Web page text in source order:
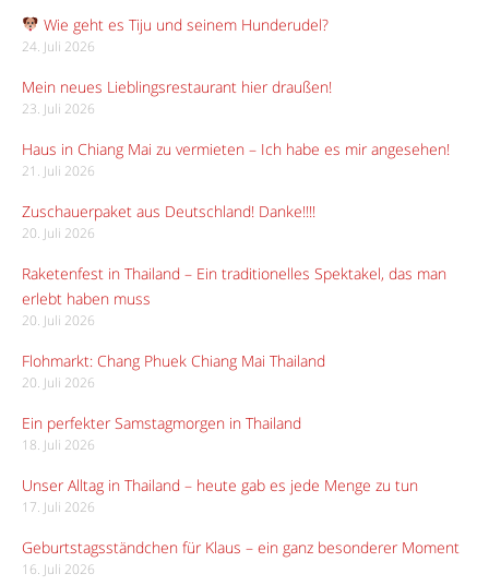
Wie geht es Tiju und seinem Hunderudel?
24. Juli 2026
Mein neues Lieblingsrestaurant hier draußen!
23. Juli 2026
Haus in Chiang Mai zu vermieten – Ich habe es mir angesehen!
21. Juli 2026
Zuschauerpaket aus Deutschland! Danke!!!!
20. Juli 2026
Raketenfest in Thailand – Ein traditionelles Spektakel, das man
erlebt haben muss
20. Juli 2026
Flohmarkt: Chang Phuek Chiang Mai Thailand
20. Juli 2026
Ein perfekter Samstagmorgen in Thailand
18. Juli 2026
Unser Alltag in Thailand – heute gab es jede Menge zu tun
17. Juli 2026
Geburtstagsständchen für Klaus – ein ganz besonderer Moment
16. Juli 2026